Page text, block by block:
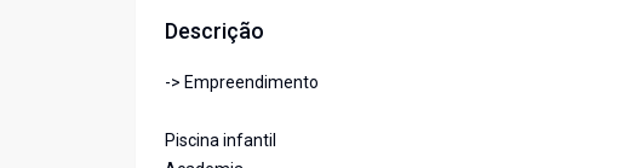
Descrição
-> Empreendimento
Piscina infantil